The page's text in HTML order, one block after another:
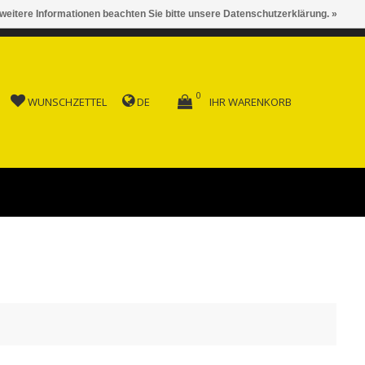
AB FR. 150.00
WUNSCHZETTEL DE IHR WARENKORB
0
Informationen beachten Sie bitte unsere Datenschutzerklärung. »